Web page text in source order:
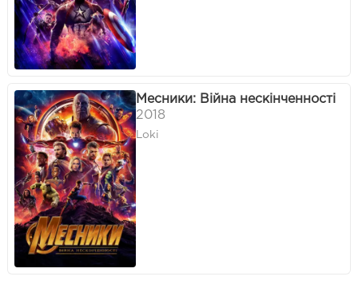
Месники: Війна нескінченності
2018
Loki